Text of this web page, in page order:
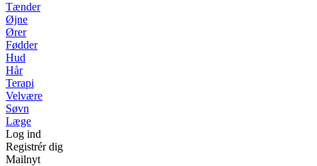
Tænder
Øjne
Ører
Fødder
Hud
Hår
Terapi
Velvære
Søvn
Læge
Log ind
Registrér dig
Mailnyt